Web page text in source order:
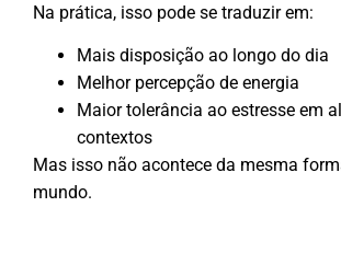
Na prática, isso pode se traduzir em:
Mais disposição ao longo do dia
Melhor percepção de energia
Maior tolerância ao estresse em
contextos
Mas isso não acontece da mesma
mundo.